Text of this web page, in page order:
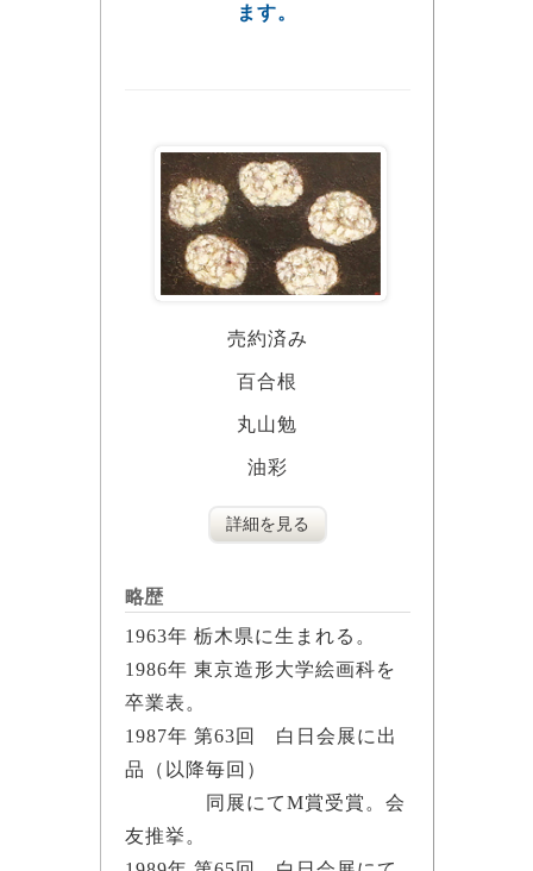
ます。
売約済み
百合根
丸山勉
油彩
詳細を見る
略歴
1963年 栃木県に生まれる。
1986年 東京造形大学絵画科を
卒業表。
1987年 第63回 白日会展に出
品（以降毎回）
同展にてM賞受賞。会
友推挙。